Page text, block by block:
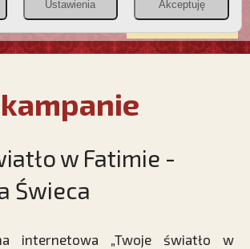
FATIMY WESPRZYJ
NAS
w Fatimie -
Świeca
internetowa „Twoje światło w
Ustawienia Akceptuję